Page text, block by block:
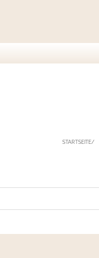
STARTSEITE